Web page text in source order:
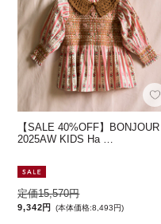
【SALE 40%OFF】BONJOUR
2025AW KIDS Ha …
定価15,570円
9,342円 (本体価格:8,493円)